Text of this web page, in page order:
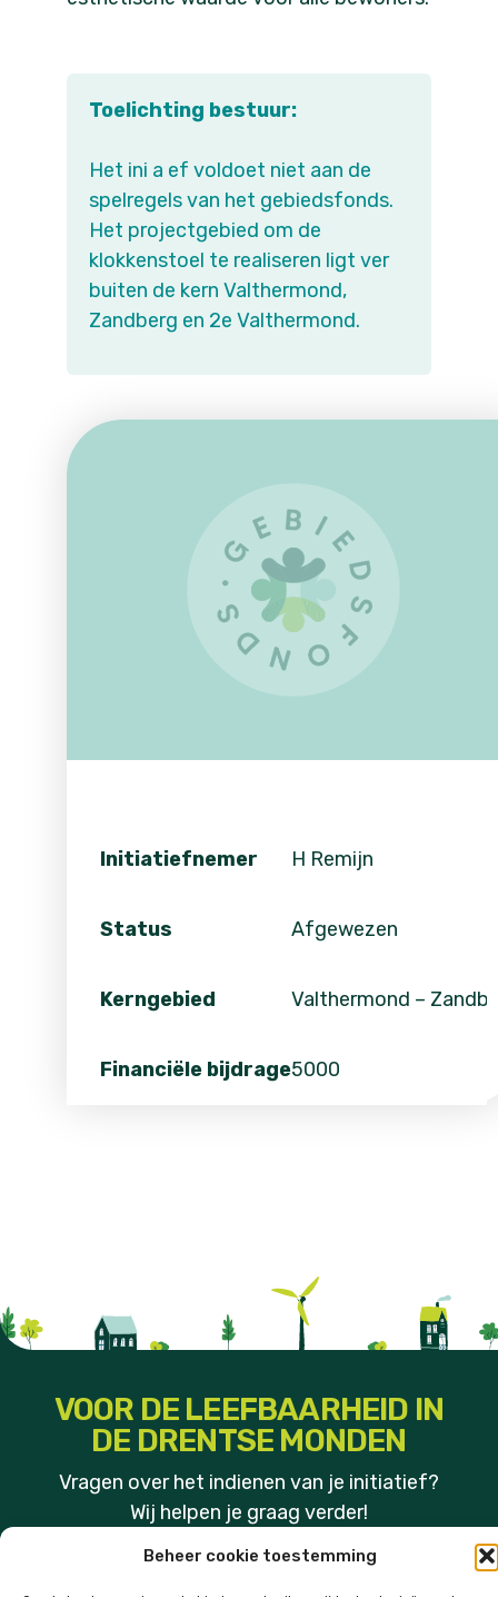
Beheer cookie toestemming
Toelichting bestuur:
Het ini a ef voldoet niet aan de
spelregels van het gebiedsfonds.
Het projectgebied om de
klokkenstoel te realiseren ligt ver
buiten de kern Valthermond,
Zandberg en 2e Valthermond.
Initiatiefnemer H Remijn
Status Afgewezen
Kerngebied Valthermond –
Financiële bijdrage5000
VOOR DE LEEFBAARHEID IN
DE DRENTSE MONDEN
Vragen over het indienen van je initiatief?
Wij helpen je graag verder!
CONTACT